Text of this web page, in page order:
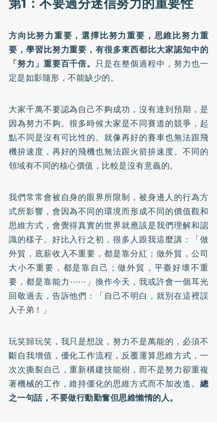
方向比努力重要，選擇比努力重要，思維比努力重
要，學習比努力重要，有很多東西都比大家認知中的
「努力」重要百千倍。 只是在整個過程中，努力也一
定是如影隨形，不能缺少的。
大家千萬不要認為自己不夠成功，沒有達到預期，是
因為努力不夠。很多時候大家是不同賽道的競爭，起
點不同是沒有可比性的。就像再好的賽車也無法跟飛
機拚速度，再好的飛機也無法跟火箭拚速度。不同的
領域有不同的核心價值，比較是沒有意義的。
我們常常會被自身的眼界所限制，被身邊人的行為方
式所影響，會因為不同的環境而形成不同的價值觀和
思維方式，會覺得真實的世界就應該是我們理解和認
識的樣子。好比入行之初，很多人跟我這麼講：「做
外貿，底薪收入不重要，都是靠分紅；做外貿，公司
大小不重要，都是靠自己；做外貿，平臺好壞不重
要，都是靠能力⋯⋯」換作今天，我或許會一個耳光
回敬過去，告訴他們：「自己不明白，就別在這裡誤
人子弟！」
玩笑歸玩笑，我只是想說，努力不是萬能的，必須不
斷自我增值，優化工作流程，反覆運算思維方式，一
次次撕裂自己，重新構建技能樹，而不是努力卻重複
著機械的工作，維持僵化的思維方式而不加改進。 總
之一句話，不要做行動勤奮但思維懶惰的人。